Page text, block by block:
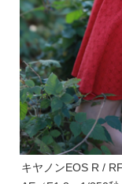
キヤノンEOS R /